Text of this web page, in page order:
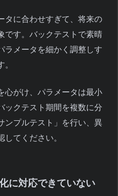
タに合わせすぎて、将来の
です。バックテストで素晴
ラメータを細かく調整しす
心がけ、パラメータは最小
ックテスト期間を複数に分
ンプルテスト」を行い、異
てください。
に対応できていない